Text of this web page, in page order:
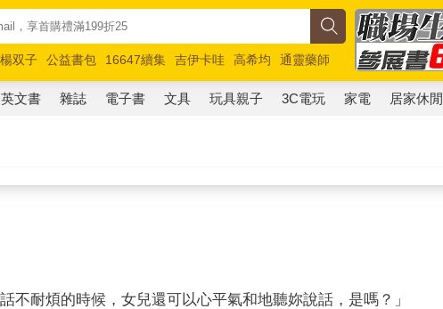
楊双子 公益書包 16647續集 吉伊卡哇 高希均
通靈藥師
新作 馬斯克 玩具總動員5 超慢跑
英文書 雜誌 電子書 文具 玩具親子 3C電玩 家電 居家休閒
不耐煩的時候，女兒還可以心平氣和地聽妳說話，是嗎？」